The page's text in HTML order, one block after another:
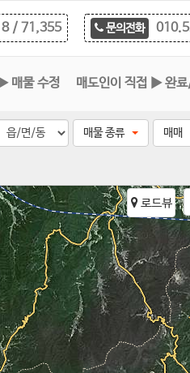
문의전화
/ 71,355
매물 수정 매도인이 직접 ▶ 완료
매물 종류 매매
로드뷰